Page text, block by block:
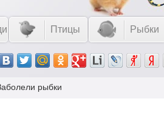
Птицы Рыбки
рыбки